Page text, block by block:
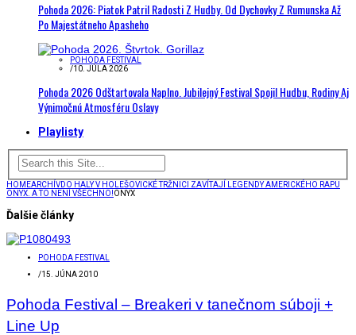
Pohoda 2026: Piatok Patril Radosti Z Hudby. Od Dychovky Z Rumunska Až
Po Majestátneho Apasheho
POHODA FESTIVAL
/10. JÚLA 2026
Pohoda 2026 Odštartovala Naplno. Jubilejný Festival Spojil Hudbu, Rodiny Aj
Výnimočnú Atmosféru Oslavy
Playlisty
HOMEARCHÍVDO HALY V HOLEŠOVICKÉ TRŽNICI ZAVÍTAJÍ LEGENDY AMERICKÉHO RAPU
ONYX. A TO NENÍ VŠECHNO!ONYX
Ďalšie články
POHODA FESTIVAL
/15. JÚNA 2010
Pohoda Festival – Breakeri v tanečnom súboji +
Line Up